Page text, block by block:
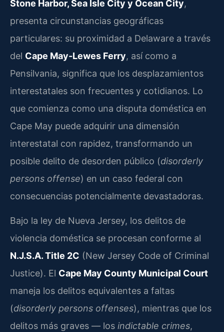
Stone Harbor, Sea Isle City y Ocean City,
presenta circunstancias geográficas
particulares: su proximidad a Delaware a través
del Cape May-Lewes Ferry, así como a
Pensilvania, significa que los desplazamientos
interestatales son frecuentes y cotidianos. Lo
que comienza como una disputa doméstica en
Cape May puede adquirir una dimensión
interestatal con rapidez, transformando un
posible delito de desorden público (disorderly
persons offense) en un caso federal con
consecuencias potencialmente devastadoras.
Bajo la ley de Nueva Jersey, los delitos de
violencia doméstica se procesan conforme al
N.J.S.A. Title 2C (New Jersey Code of Criminal
Justice). El Cape May County Municipal Court
maneja los delitos equivalentes a faltas
(disorderly persons offenses), mientras que los
delitos más graves — los indictable crimes,